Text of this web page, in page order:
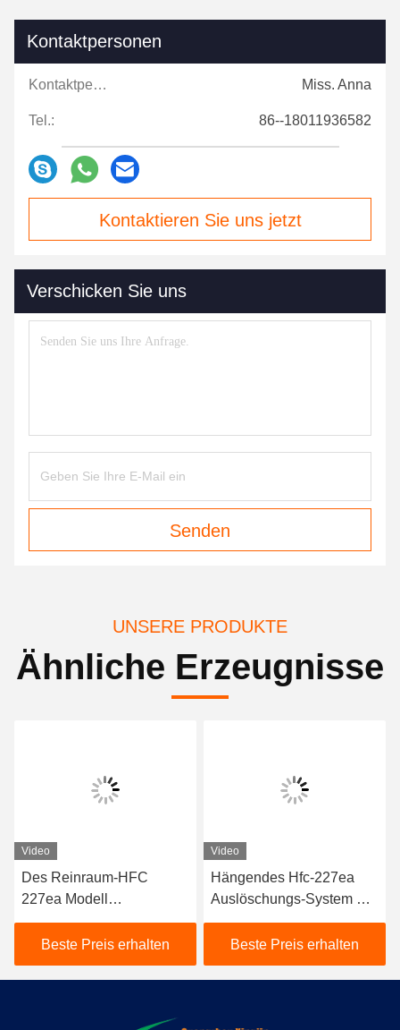
Kontaktpersonen
Kontaktpersonen: Miss. Anna
Tel.: 86--18011936582
Kontaktieren Sie uns jetzt
Verschicken Sie uns
Senden
UNSERE PRODUKTE
Ähnliche Erzeugnisse
Video
Des Reinraum-HFC
227ea Modell
Feuerlöschanlage-der
Suspendierungs-16L
Beste Preis erhalten
Video
Hängendes Hfc-227ea
Auslöschungs-System mit
elektrischem Auslöser
Beste Preis erhalten